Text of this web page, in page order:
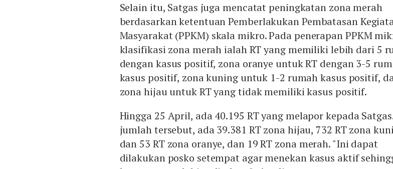
Selain itu, Satgas juga mencatat peningkatan zona merah
berdasarkan ketentuan Pemberlakukan Pembatasan
Masyarakat (PPKM) skala mikro. Pada penerapan PPKM
klasifikasi zona merah ialah RT yang memiliki lebih dari 5
dengan kasus positif, zona oranye untuk RT dengan 3-5
kasus positif, zona kuning untuk 1-2 rumah kasus positif,
zona hijau untuk RT yang tidak memiliki kasus positif.
Hingga 25 April, ada 40.195 RT yang melapor kepada
jumlah tersebut, ada 39.381 RT zona hijau, 732 RT zona
dan 53 RT zona oranye, dan 19 RT zona merah. "Ini dapat
dilakukan posko setempat agar menekan kasus aktif